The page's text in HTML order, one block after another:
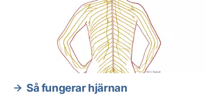
Så fungerar hjärnan